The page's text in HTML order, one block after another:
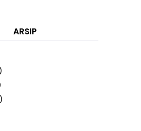
ARSIP